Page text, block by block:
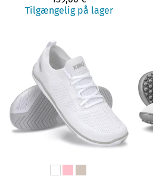
Tilgængelig på lager